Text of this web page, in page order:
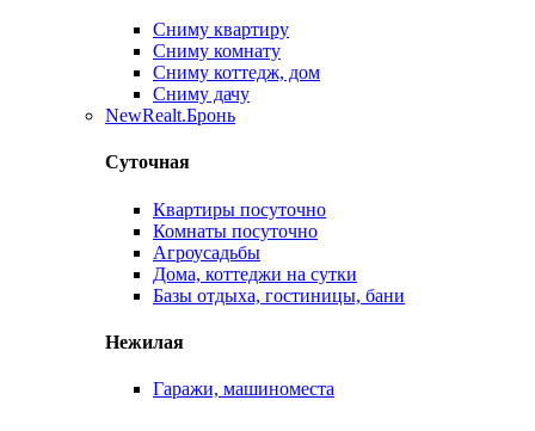
Сниму квартиру
Сниму комнату
Сниму коттедж, дом
Сниму дачу
NewRealt.Бронь
Суточная
Квартиры посуточно
Комнаты посуточно
Агроусадьбы
Дома, коттеджи на сутки
Базы отдыха, гостиницы, бани
Нежилая
Гаражи, машиноместа